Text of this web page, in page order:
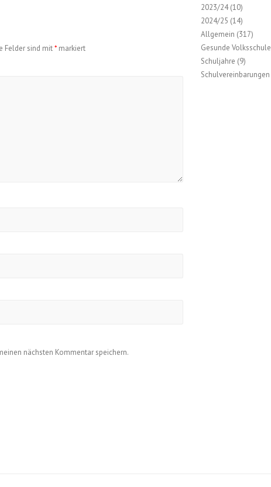
Felder sind mit* markiert
nächsten Kommentar speichern.
2023/24(10)
2024/25 (14)
Allgemein (317)
Gesunde Volksschule
Schuljahre (9)
Schulvereinbarungen